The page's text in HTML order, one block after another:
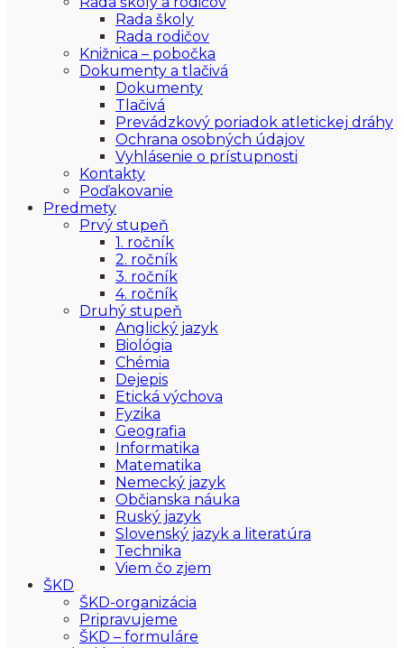
Rada školy
Rada rodičov
Knižnica – pobočka
Dokumenty a tlačivá
Dokumenty
Tlačivá
Prevádzkový poriadok atletickej dráhy
Ochrana osobných údajov
Vyhlásenie o prístupnosti
Kontakty
Poďakovanie
Predmety
Prvý stupeň
1. ročník
2. ročník
3. ročník
4. ročník
Druhý stupeň
Anglický jazyk
Biológia
Chémia
Dejepis
Etická výchova
Fyzika
Geografia
Informatika
Matematika
Nemecký jazyk
Občianska náuka
Ruský jazyk
Slovenský jazyk a literatúra
Technika
Viem čo zjem
ŠKD
ŠKD-organizácia
Pripravujeme
ŠKD – formuláre